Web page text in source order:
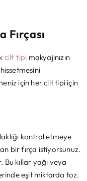
Fırçası
cilt tipi makyajınızın
için her cilt tipi için
kontrol etmeye
bir fırça istiyorsunuz.
Bu kıllar yağı veya
eşit miktarda toz.